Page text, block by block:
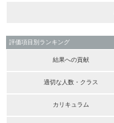
評価項目別ランキング
結果への貢献
適切な人数・クラス
カリキュラム